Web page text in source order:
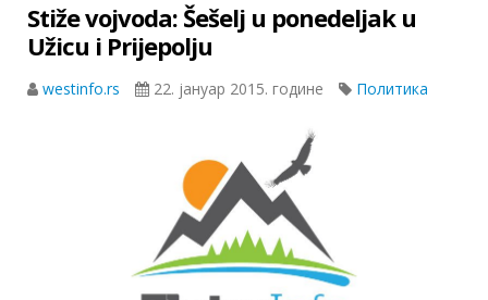
Stiže vojvoda: Šešelj u ponedeljak u
Užicu i Prijepolju
westinfo.rs 22. јануар 2015. године Политика